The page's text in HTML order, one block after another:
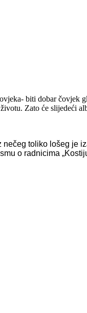
biti dobar čovjek
Zato će slijedeći
toliko lošeg je
o radnicima